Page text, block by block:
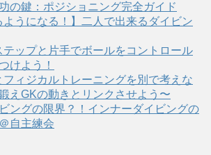
の鍵：ポジショニング完全ガイド
ようになる！】二人で出来るダイビン
テップと片手でボールをコントロール
けよう！
ィジカルトレーニングを別で考えな
えGKの動きとリンクさせよう〜
ングの限界？！インナーダイビングの
自主練会